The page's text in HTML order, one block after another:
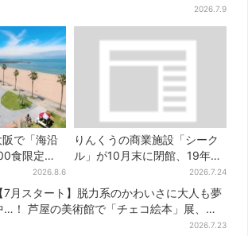
2026.7.9
阪で「海沿
食限定
まい＆キッ
2026.8.6
りんくうの商業施設「シーク
ル」が10月末に閉館、19年の
歴史に幕…南大阪民に衝撃は
しる
2026.7.24
【7月スタート】脱力系のかわいさに大人も夢
…！ 芦屋の美術館で「チェコ絵本」展、老
2026.7.23